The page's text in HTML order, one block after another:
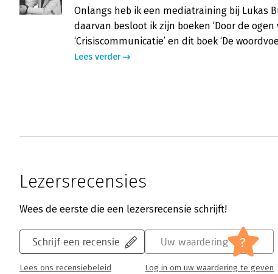
Onlangs heb ik een mediatraining bij Lukas
daarvan besloot ik zijn boeken ‘Door de ogen
‘Crisiscommunicatie’ en dit boek ‘De
Lees verder
Lezersrecensies
Wees de eerste die een lezersrecensie schrijft!
Schrijf een recensie
Lees ons recensiebeleid
Uw waardering ?
Log in om uw waardering te geven